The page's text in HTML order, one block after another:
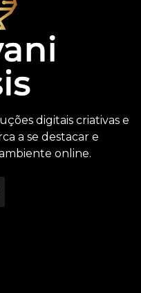
digitais criativas e
a se destacar e
online.